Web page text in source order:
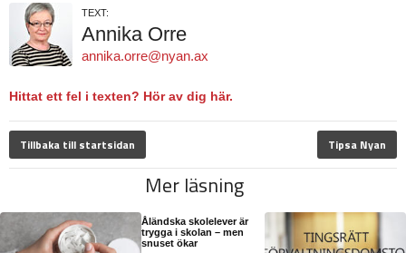
TEXT:
Annika Orre
annika.orre@nyan.ax
Hittat ett fel i texten? Hör av dig här.
Tillbaka till startsidan Tipsa Nyan
Mer läsning
Åländska skolelever är
trygga i skolan – men
snuset ökar